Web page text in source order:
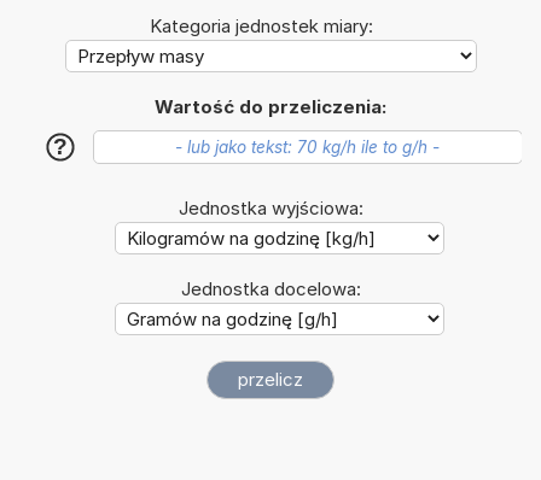
Kategoria jednostek miary:
Wartość do przeliczenia:
?
Jednostka wyjściowa:
Jednostka docelowa: